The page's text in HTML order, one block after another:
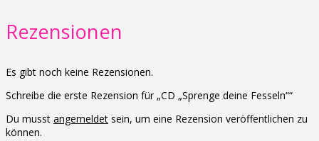
Rezensionen
Es gibt noch keine Rezensionen.
Schreibe die erste Rezension für „CD „Sprenge deine Fesseln““
Du musst angemeldet sein, um eine Rezension veröffentlichen zu
können.